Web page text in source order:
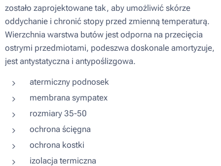
zostało zaprojektowane tak, aby umożliwić skórze
oddychanie i chronić stopy przed zmienną temperaturą.
Wierzchnia warstwa butów jest odporna na przecięcia
ostrymi przedmiotami, podeszwa doskonale amortyzuje,
jest antystatyczna i antypoślizgowa.
atermiczny podnosek
membrana sympatex
rozmiary 35-50
ochrona ścięgna
ochrona kostki
izolacja termiczna